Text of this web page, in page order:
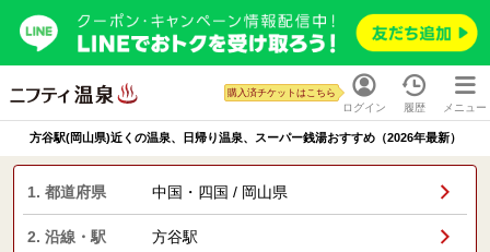
ログイン
購入済チケットはこちら
履歴 メニュー
方谷駅(岡山県)近くの温泉、日帰り温泉、スーパー銭湯おすすめ（2026年最新）
1. 都道府県 中国・四国 / 岡山県
2. 沿線・駅 方谷駅